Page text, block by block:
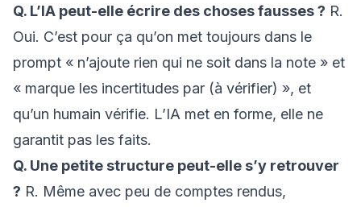
Q. L’IA peut-elle écrire des choses fausses ? R.
Oui. C’est pour ça qu’on met toujours dans le
prompt « n’ajoute rien qui ne soit dans la note » et
« marque les incertitudes par (à vérifier) », et
qu’un humain vérifie. L’IA met en forme, elle ne
garantit pas les faits.
Q. Une petite structure peut-elle s’y retrouver
? R. Même avec peu de comptes rendus,